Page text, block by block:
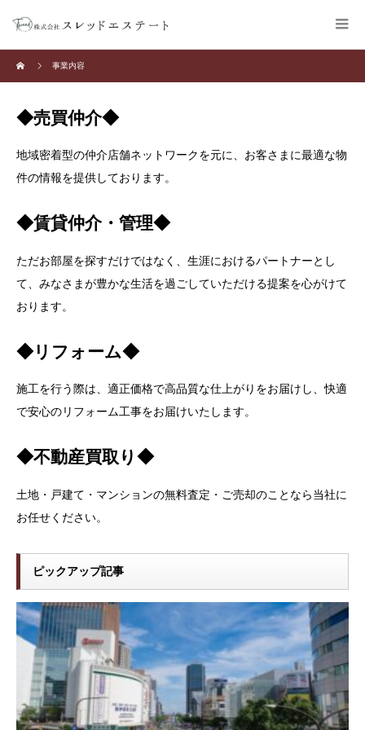
事業内容
◆売買仲介◆
地域密着型の仲介店舗ネットワークを元に、お客さまに最適な物
件の情報を提供しております。
◆賃貸仲介・管理◆
ただお部屋を探すだけではなく、生涯におけるパートナーとし
て、みなさまが豊かな生活を過ごしていただける提案を心がけて
おります。
◆リフォーム◆
施工を行う際は、適正価格で高品質な仕上がりをお届けし、快適
で安心のリフォーム工事をお届けいたします。
◆不動産買取り◆
土地・戸建て・マンションの無料査定・ご売却のことなら当社に
お任せください。
ピックアップ記事